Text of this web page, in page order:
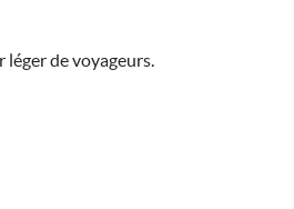
de voyageurs.